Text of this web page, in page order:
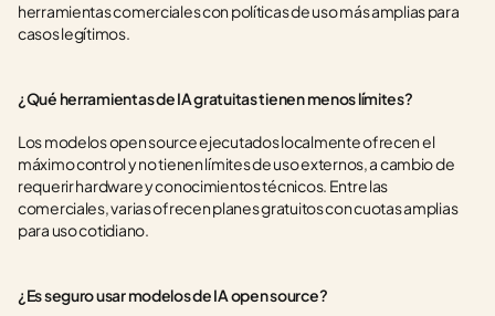
herramientas comerciales con políticas de uso más amplias para
casos legítimos.
¿Qué herramientas de IA gratuitas tienen menos límites?
Los modelos open source ejecutados localmente ofrecen el
máximo control y no tienen límites de uso externos, a cambio de
requerir hardware y conocimientos técnicos. Entre las
comerciales, varias ofrecen planes gratuitos con cuotas amplias
para uso cotidiano.
¿Es seguro usar modelos de IA open source?